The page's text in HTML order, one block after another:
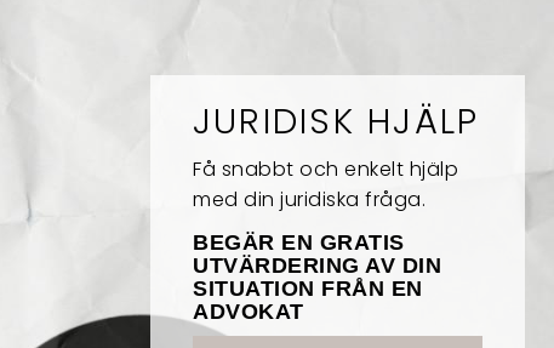
JURIDISK HJÄLP
Få snabbt och enkelt hjälp
med din juridiska fråga.
BEGÄR EN GRATIS
UTVÄRDERING AV DIN
SITUATION FRÅN EN
ADVOKAT